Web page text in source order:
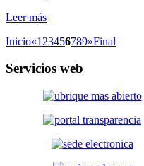
Leer más
Inicio«1 23456789»Final
Servicios web